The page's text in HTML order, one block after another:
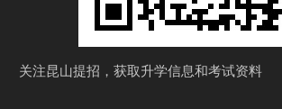
关注昆山提招，获取升学信息和考试资料